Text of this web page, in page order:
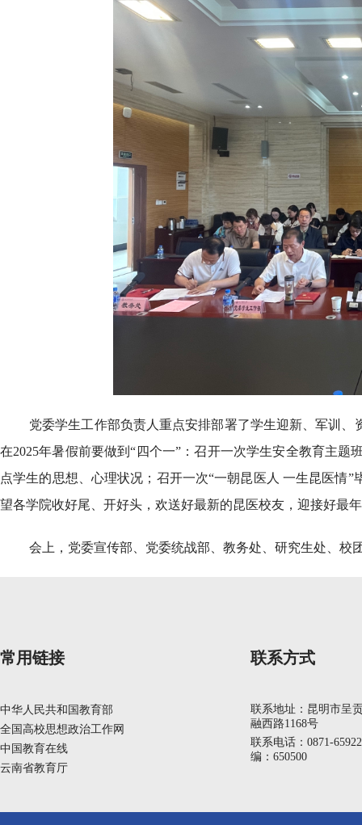
党委学生工作部负责人重点安排部署了学生迎新、军训
在2025年暑假前要做到“四个一”：召开一次学生安全教育主
点学生的思想、心理状况；召开一次“一朝昆医人 一生昆医情
望各学院收好尾、开好头，欢送好最新的昆医校友，迎接好最
会上，党委宣传部、党委统战部、教务处、研究生处、
常用链接
中华人民共和国教育部
全国高校思想政治工作网
中国教育在线
云南省教育厅
联系方式
联系地址：昆明市呈
融西路1168号
联系电话：0871-
编：650500